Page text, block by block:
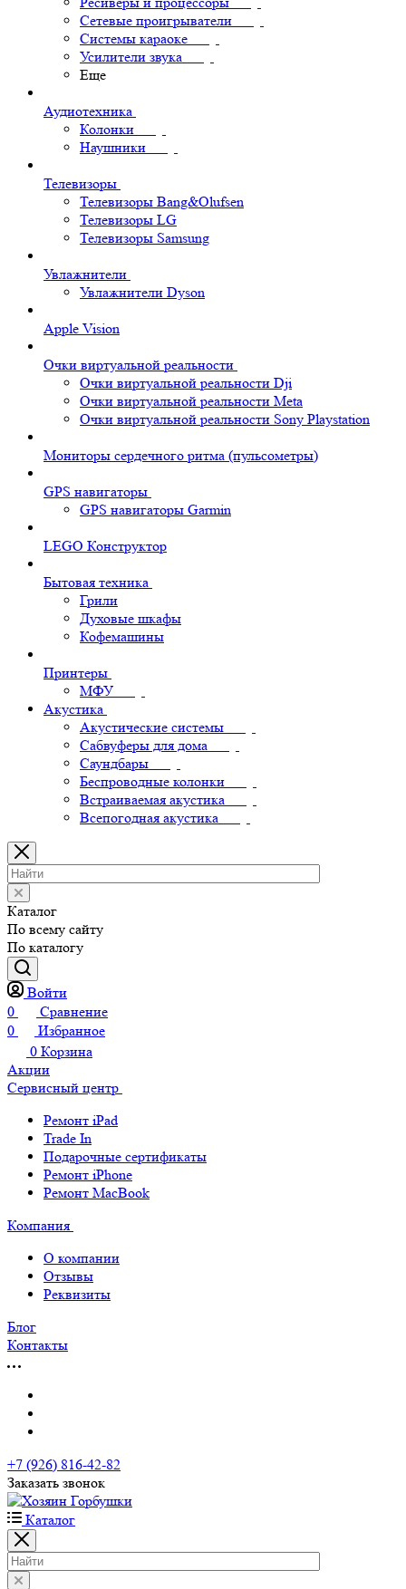
Сетевые проигрыватели
Системы караоке
Усилители звука
Еще
Аудиотехника
Колонки
Наушники
Телевизоры
Телевизоры Bang&Olufsen
Телевизоры LG
Телевизоры Samsung
Увлажнители
Увлажнители Dyson
Apple Vision
Очки виртуальной реальности
Очки виртуальной реальности Dji
Очки виртуальной реальности Meta
Очки виртуальной реальности Sony Playstation
Мониторы сердечного ритма (пульсометры)
GPS навигаторы
GPS навигаторы Garmin
LEGO Конструктор
Бытовая техника
Грили
Духовые шкафы
Кофемашины
Принтеры
МФУ
Акустика
Акустические системы
Сабвуферы для дома
Саундбары
Беспроводные колонки
Встраиваемая акустика
Всепогодная акустика
Каталог
По всему сайту
По каталогу
Войти
0
Сравнение
0
Избранное
0 Корзина
Акции
Сервисный центр
Ремонт iPad
Trade In
Подарочные сертификаты
Ремонт iPhone
Ремонт MacBook
Компания
О компании
Отзывы
Реквизиты
Блог
Контакты
+7 (926) 816-42-82
Заказать звонок
Каталог